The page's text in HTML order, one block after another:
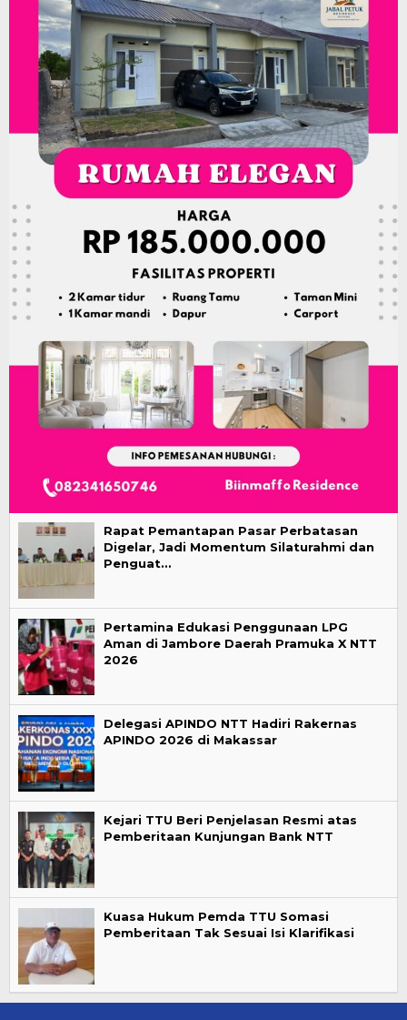
Rapat Pemantapan Pasar Perbatasan
Digelar, Jadi Momentum Silaturahmi dan
Penguat…
Pertamina Edukasi Penggunaan LPG
Aman di Jambore Daerah Pramuka X NTT
2026
Delegasi APINDO NTT Hadiri Rakernas
APINDO 2026 di Makassar
Kejari TTU Beri Penjelasan Resmi atas
Pemberitaan Kunjungan Bank NTT
Kuasa Hukum Pemda TTU Somasi
Pemberitaan Tak Sesuai Isi Klarifikasi